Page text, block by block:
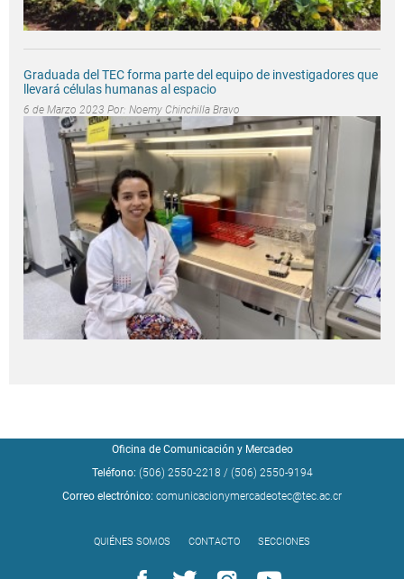
Graduada del TEC forma parte del equipo de investigadores que
llevará células humanas al espacio
6 de Marzo 2023 Por: Noemy Chinchilla Bravo
Oficina de Comunicación y Mercadeo
Teléfono: (506) 2550-2218 / (506) 2550-9194
Correo electrónico: comunicacionymercadeotec@tec.ac.cr
QUIÉNES SOMOS CONTACTO SECCIONES